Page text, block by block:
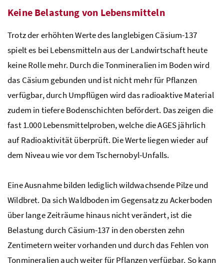
Keine Belastung von Lebensmitteln
Trotz der erhöhten Werte des langlebigen Cäsium-137
spielt es bei Lebensmitteln aus der Landwirtschaft heute
keine Rolle mehr. Durch die Tonmineralien im Boden wird
das Cäsium gebunden und ist nicht mehr für Pflanzen
verfügbar, durch Umpflügen wird das radioaktive Material
zudem in tiefere Bodenschichten befördert. Das zeigen die
fast 1.000 Lebensmittelproben, welche dieAGESjährlich
auf Radioaktivität überprüft. Die Werte liegen wieder auf
dem Niveau wie vor dem Tschernobyl-Unfalls.
Eine Ausnahme bilden lediglich wildwachsende Pilze und
Wildbret. Da sich Waldboden im Gegensatz zu Ackerboden
über lange Zeiträume hinaus nicht verändert, ist die
Belastung durch Cäsium-137 in den obersten zehn
Zentimetern weiter vorhanden und durch das Fehlen von
Tonmineralien auch weiter für Pflanzen verfügbar. So kann